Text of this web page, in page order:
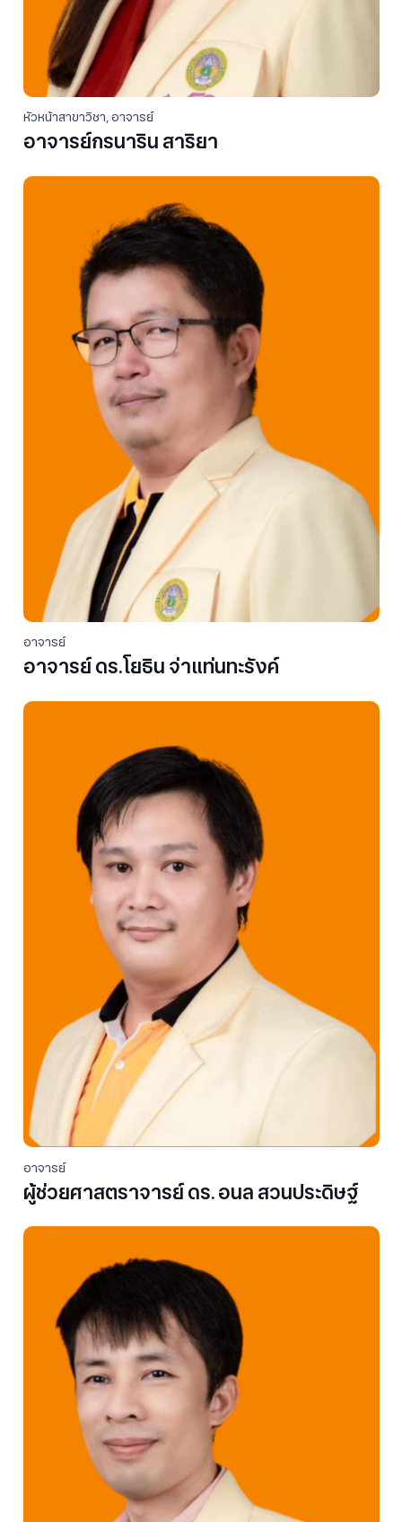
หัวหน้าสาขาวิชา อาจารย์
อาจารย์กรนาริน สาริยา
อาจารย์
อาจารย์ ดร.โยธิน จ่าแท่นทะรังค์
อาจารย์
ผู้ช่วยศาสตราจารย์ ดร. อนล สวนประดิษฐ์